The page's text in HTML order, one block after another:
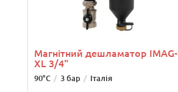
Магнітний дешламатор IMAG-
XL 3/4"
90°C 3 бар Італія